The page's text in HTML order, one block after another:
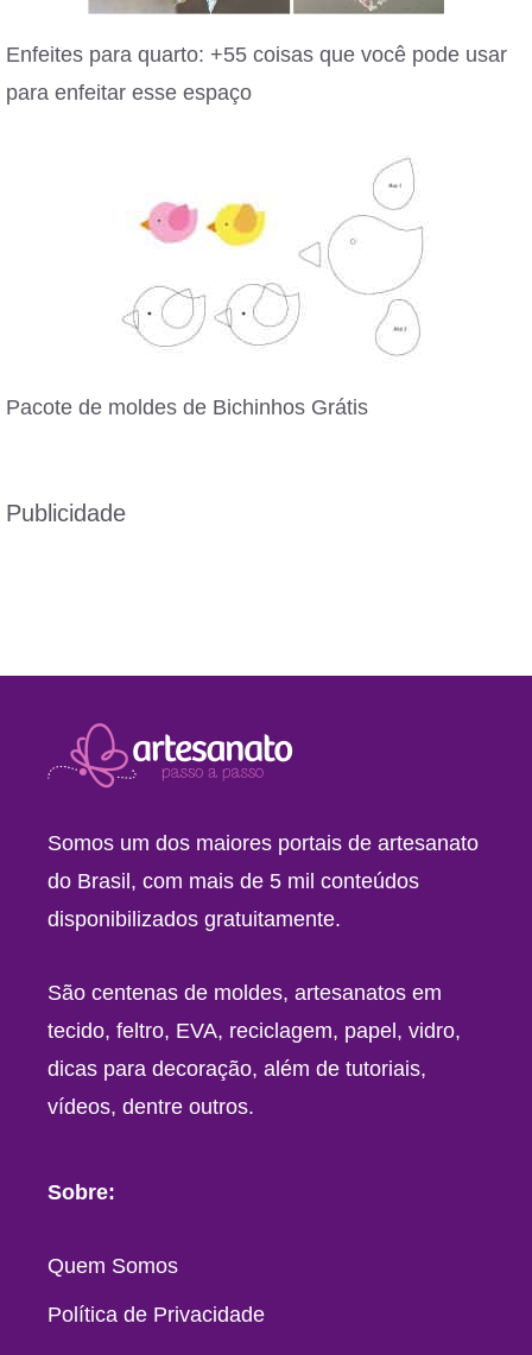
Enfeites para quarto: +55 coisas que você pode usar
para enfeitar esse espaço
Pacote de moldes de Bichinhos Grátis
Publicidade
Somos um dos maiores portais de artesanato
do Brasil, com mais de 5 mil conteúdos
disponibilizados gratuitamente.
São centenas de moldes, artesanatos em
tecido, feltro, EVA, reciclagem, papel, vidro,
dicas para decoração, além de tutoriais,
vídeos, dentre outros.
Sobre:
Quem Somos
Política de Privacidade